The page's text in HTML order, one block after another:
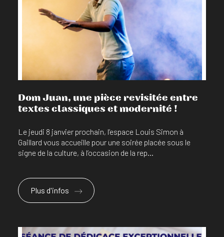
En savoir plus
Dom Juan, une pièce revisitée entre
textes classiques et modernité !
Le jeudi 8 janvier prochain, l’espace Louis Simon à
Gaillard vous accueille pour une soirée placée sous le
signe de la culture, à l’occasion de la rep...
Plus d'infos